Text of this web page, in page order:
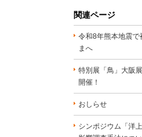
関連ページ
令和8年熊本地震で
まへ
特別展「鳥」大阪
開催！
おしらせ
シンポジウム「洋